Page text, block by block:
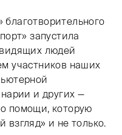
запустила
людей
участников наших
и других —
помощи, которую
взгляд» и не только.